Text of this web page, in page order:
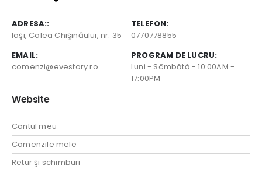
ADRESA::
Iaşi, Calea Chişinăului, nr. 35
TELEFON:
0770778855
EMAIL:
comenzi@evestory.ro
PROGRAM DE LUCRU:
Luni - Sâmbătă - 10:00AM -
17:00PM
Website
Contul meu
Comenzile mele
Retur şi schimburi